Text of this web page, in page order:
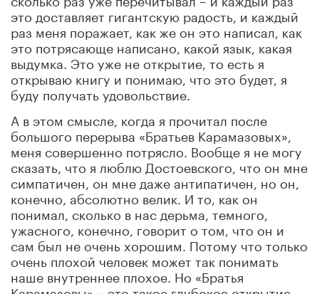
это доставляет гигантскую радость, и каждый
раз меня поражает, как же он это написал, как
это потрясающе написано, какой язык, какая
выдумка. Это уже не открытие, то есть я
открываю книгу и понимаю, что это будет, я
буду получать удовольствие.
А в этом смысле, когда я прочитал после
большого перерыва «Братьев Карамазовых»,
меня совершенно потрясло. Вообще я не могу
сказать, что я люблю Достоевского, что он мне
симпатичен, он мне даже антипатичен, но он,
конечно, абсолютно велик. И то, как он
понимал, сколько в нас дерьма, темного,
ужасного, конечно, говорит о том, что он и
сам был не очень хорошим. Потому что только
очень плохой человек может так понимать
наше внутреннее плохое. Но «Братья